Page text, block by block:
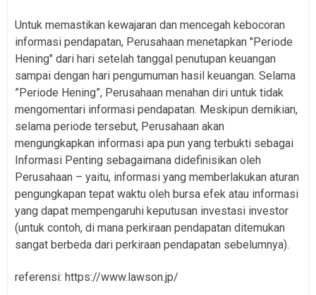
Untuk memastikan kewajaran dan mencegah kebocoran
informasi pendapatan, Perusahaan menetapkan "Periode
Hening" dari hari setelah tanggal penutupan keuangan
sampai dengan hari pengumuman hasil keuangan. Selama
”Periode Hening”, Perusahaan menahan diri untuk tidak
mengomentari informasi pendapatan. Meskipun demikian,
selama periode tersebut, Perusahaan akan
mengungkapkan informasi apa pun yang terbukti sebagai
Informasi Penting sebagaimana didefinisikan oleh
Perusahaan – yaitu, informasi yang memberlakukan aturan
pengungkapan tepat waktu oleh bursa efek atau informasi
yang dapat mempengaruhi keputusan investasi investor
(untuk contoh, di mana perkiraan pendapatan ditemukan
sangat berbeda dari perkiraan pendapatan sebelumnya).
referensi: https://www.lawson.jp/